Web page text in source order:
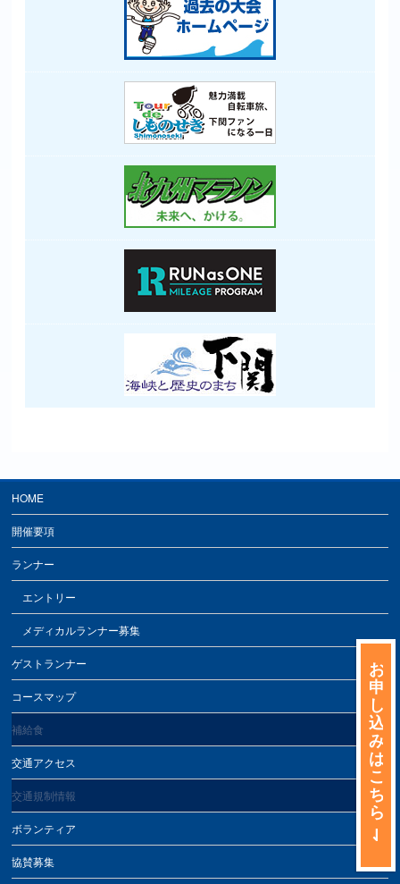
お
申
し
込
み
は
こ
ち
ら
HOME
開催要項
ランナー
エントリー
メディカルランナー募集
ゲストランナー
コースマップ
補給食
交通アクセス
交通規制情報
ボランティア
協賛募集